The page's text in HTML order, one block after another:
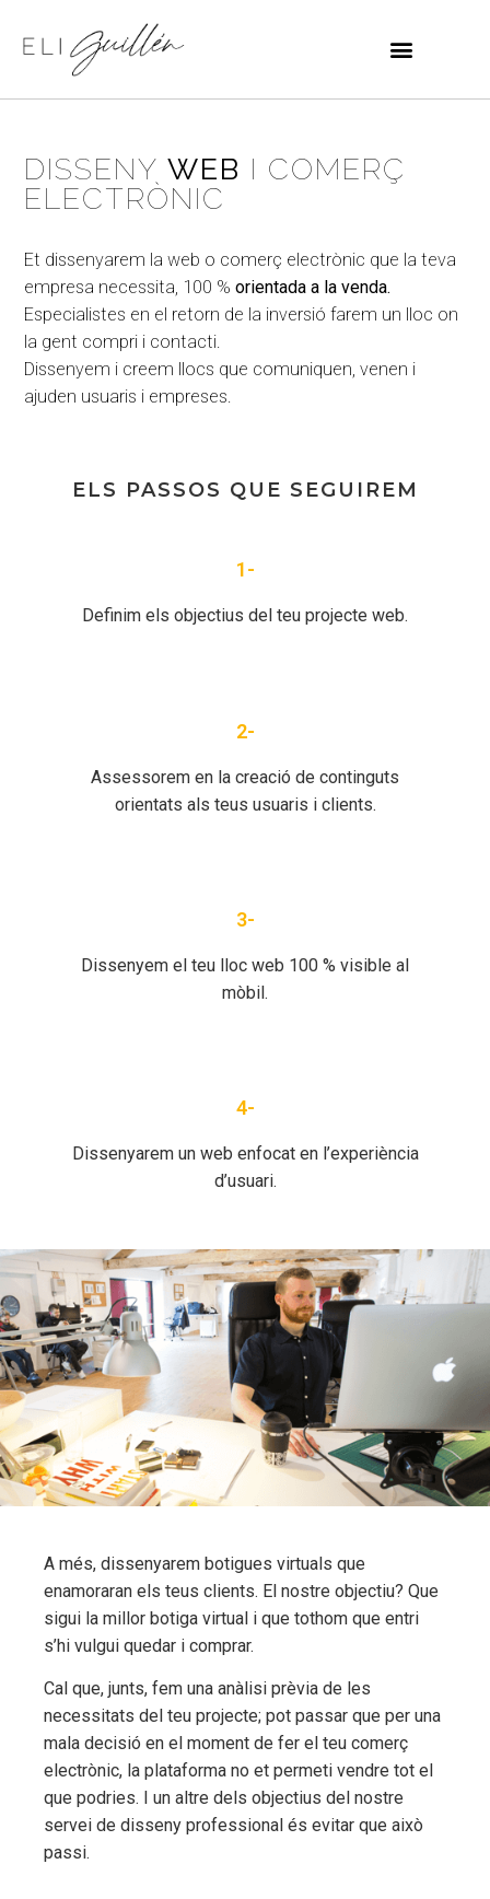
DISSENYWEB I COMERÇ
ELECTRÒNIC
Et dissenyarem la web o comerç electrònic que la teva
empresa necessita, 100 %orientada a la venda.
Especialistes en el retorn de la inversió farem un lloc on
la gent compri i contacti.
Dissenyem i creem llocs que comuniquen, venen i
ajuden usuaris i empreses.
ELS PASSOS QUE SEGUIREM
1-
Definim els objectius del teu projecte web.
2-
Assessorem en la creació de continguts
orientats als teus usuaris i clients.
3-
Dissenyem el teu lloc web 100 % visible al
mòbil.
4-
Dissenyarem un web enfocat en l’experiència
d’usuari.
A més, dissenyarem botigues virtuals que
enamoraran els teus clients. El nostre objectiu? Que
sigui la millor botiga virtual i que tothom que entri
s’hi vulgui quedar i comprar.
Cal que, junts, fem una anàlisi prèvia de les
necessitats del teu projecte; pot passar que per una
mala decisió en el moment de fer el teu comerç
electrònic, la plataforma no et permeti vendre tot el
que podries. I un altre dels objectius del nostre
servei de disseny professional és evitar que això
passi.